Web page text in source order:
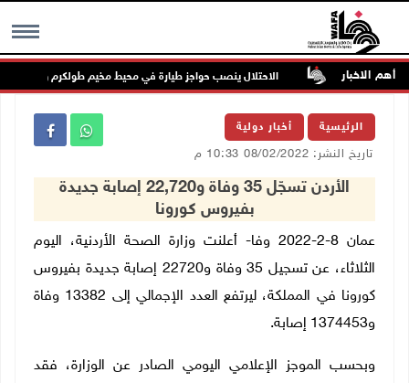
MENU أهم الاخبار
من طلبتها الاحتلال ينصب حواجز طيارة في محيط مخيم طولكرم وسط
الرئيسية أخبار دولية
تاريخ النشر: 08/02/2022 10:33 م
الأردن تسجّل 35 وفاة و22,720 إصابة جديدة
بفيروس كورونا
عمان 8-2-2022 وفا- أعلنت وزارة الصحة الأردنية، اليوم
الثلاثاء، عن تسجيل 35 وفاة و22720 إصابة جديدة بفيروس
كورونا في المملكة، ليرتفع العدد الإجمالي إلى 13382 وفاة
و1374453 إصابة.
وبحسب الموجز الإعلامي اليومي الصادر عن الوزارة، فقد